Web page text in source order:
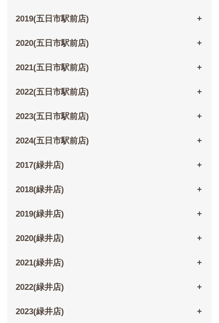
2019(五日市駅前店)
2020(五日市駅前店)
2021(五日市駅前店)
2022(五日市駅前店)
2023(五日市駅前店)
2024(五日市駅前店)
2017(緑井店)
2018(緑井店)
2019(緑井店)
2020(緑井店)
2021(緑井店)
2022(緑井店)
2023(緑井店)